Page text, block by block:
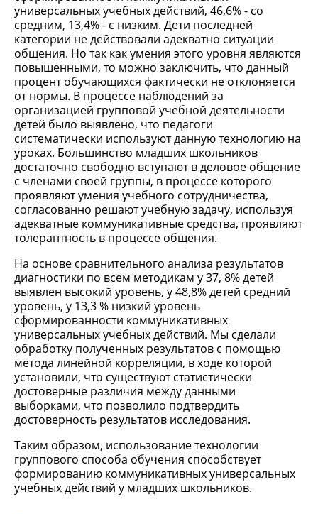
универсальных учебных действий, 46,6% - со
средним, 13,4% - с низким. Дети последней
категории не действовали адекватно ситуации
общения. Но так как умения этого уровня являются
повышенными, то можно заключить, что данный
процент обучающихся фактически не отклоняется
от нормы. В процессе наблюдений за
организацией групповой учебной деятельности
детей было выявлено, что педагоги
систематически используют данную технологию на
уроках. Большинство младших школьников
достаточно свободно вступают в деловое общение
с членами своей группы, в процессе которого
проявляют умения учебного сотрудничества,
согласованно решают учебную задачу, используя
адекватные коммуникативные средства, проявляют
толерантность в процессе общения.
На основе сравнительного анализа результатов
диагностики по всем методикам у 37, 8% детей
выявлен высокий уровень, у 48,8% детей средний
уровень, у 13,3 % низкий уровень
сформированности коммуникативных
универсальных учебных действий. Мы сделали
обработку полученных результатов с помощью
метода линейной корреляции, в ходе которой
установили, что существуют статистически
достоверные различия между данными
выборками, что позволило подтвердить
достоверность результатов исследования.
Таким образом, использование технологии
группового способа обучения способствует
формированию коммуникативных универсальных
учебных действий у младших школьников.